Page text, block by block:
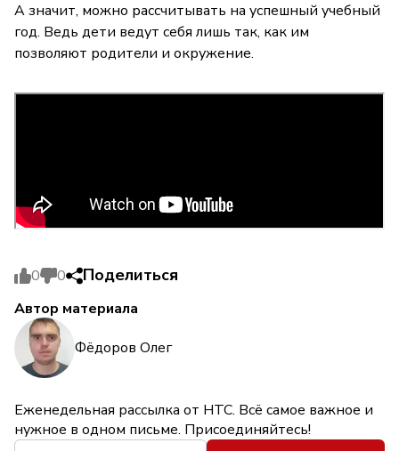
А значит, можно рассчитывать на успешный учебный
год. Ведь дети ведут себя лишь так, как им
позволяют родители и окружение.
0 0 Поделиться
Автор материала
Фёдоров Олег
Еженедельная рассылка от НТС. Всё самое важное и
нужное в одном письме. Присоединяйтесь!